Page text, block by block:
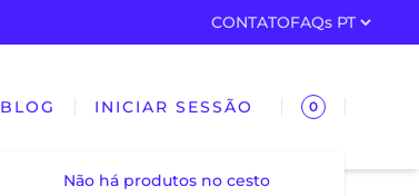
CONTATOFAQs
BLOG INICIAR SESSÃO 0
Não há produtos no cesto